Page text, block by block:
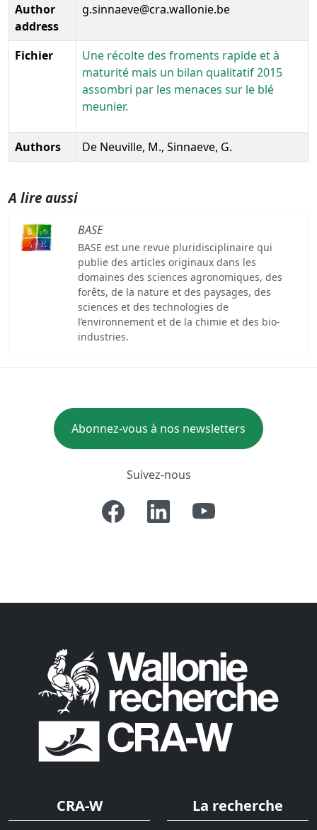
Author
address
g.sinnaeve@cra.wallonie.be
Fichier
Une récolte des froments rapide et à
maturité mais un bilan qualitatif 2015
assombri par les menaces sur le blé
meunier.
Authors De Neuville, M., Sinnaeve, G.
A lire aussi
BASE
BASE est une revue pluridisciplinaire qui
publie des articles originaux dans les
domaines des sciences agronomiques, des
forêts, de la nature et des paysages, des
sciences et des technologies de
l’environnement et de la chimie et des bio-
industries.
Abonnez-vous à nos newsletters
Suivez-nous
CRA-W La recherche